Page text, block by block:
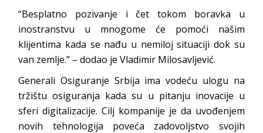
“Besplatno pozivanje i čet tokom boravka u
inostranstvu u mnogome će pomoći našim
klijentima kada se nađu u nemiloj situaciji dok su
van zemlje.” – dodao je Vladimir Milosavljević.
Generali Osiguranje Srbija ima vodeću ulogu na
tržištu osiguranja kada su u pitanju inovacije u
sferi digitalizacije. Cilj kompanije je da uvođenjem
novih tehnologija poveća zadovoljstvo svojih